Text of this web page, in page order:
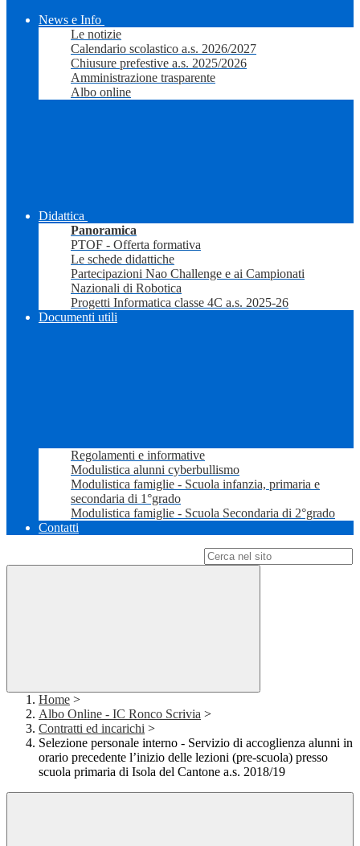
News e Info
Le notizie
Calendario scolastico a.s. 2026/2027
Chiusure prefestive a.s. 2025/2026
Amministrazione trasparente
Albo online
Didattica
Panoramica
PTOF - Offerta formativa
Le schede didattiche
Partecipazioni Nao Challenge e ai Campionati
Nazionali di Robotica
Progetti Informatica classe 4C a.s. 2025-26
Documenti utili
Regolamenti e informative
Modulistica alunni cyberbullismo
Modulistica famiglie - Scuola infanzia, primaria e
secondaria di 1°grado
Modulistica famiglie - Scuola Secondaria di 2°grado
Contatti
Home >
Albo Online - IC Ronco Scrivia >
Contratti ed incarichi >
Selezione personale interno - Servizio di accoglienza alunni in
orario precedente l’inizio delle lezioni (pre-scuola) presso
scuola primaria di Isola del Cantone a.s. 2018/19